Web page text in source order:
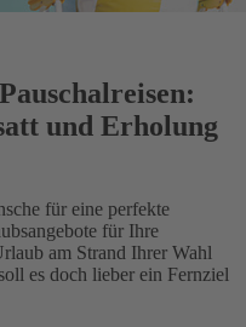
und Erholung
für eine perfekte
für Ihre
am Strand Ihrer Wahl
es doch lieber ein Fernziel